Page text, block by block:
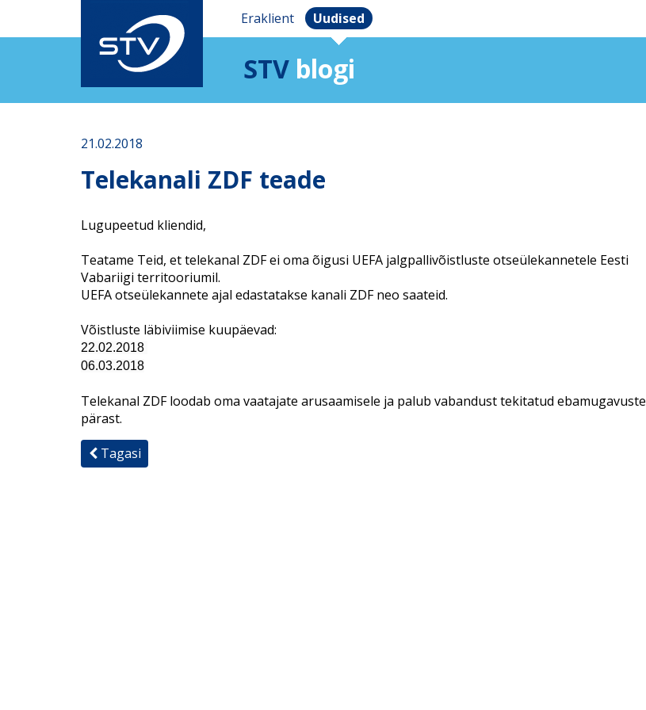
Eraklient Uudised
STV blogi
21.02.2018
Telekanali ZDF teade
Lugupeetud kliendid,
Teatame Teid, et telekanal ZDF ei oma õigusi UEFA jalgpallivõistluste otseülekannetele Eesti
Vabariigi territooriumil.
UEFA otseülekannete ajal edastatakse kanali ZDF neo saateid.
Võistluste läbiviimise kuupäevad:
22.02.2018
06.03.2018
Тelekanal ZDF loodab oma vaatajate arusaamisele ja palub vabandust tekitatud ebamugavuste
pärast.
Tagasi